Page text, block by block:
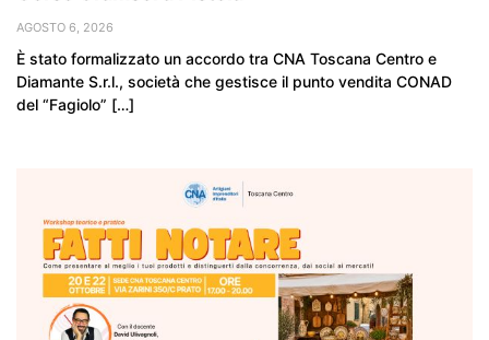
AGOSTO 6, 2026
È stato formalizzato un accordo tra CNA Toscana Centro e
Diamante S.r.l., società che gestisce il punto vendita CONAD
del “Fagiolo” […]